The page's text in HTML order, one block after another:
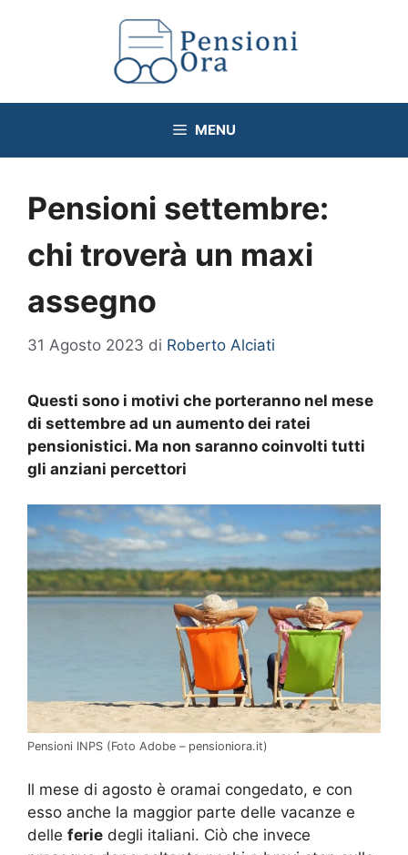
MENU
Pensioni settembre:
chi troverà un maxi
assegno
31 Agosto 2023 di Roberto Alciati
Questi sono i motivi che porteranno nel mese
di settembre ad un aumento dei ratei
pensionistici. Ma non saranno coinvolti tutti
gli anziani percettori
Pensioni INPS (Foto Adobe – pensioniora.it)
Il mese di agosto è oramai congedato, e con
esso anche la maggior parte delle vacanze e
delle ferie degli italiani. Ciò che invece